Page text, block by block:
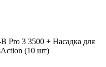
Pro 3 3500 + Насадка для
(10 шт)